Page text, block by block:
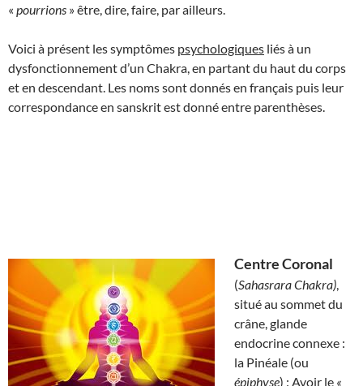
« pourrions » être, dire, faire, par ailleurs.
Voici à présent les symptômes psychologiques liés à un
dysfonctionnement d’un Chakra, en partant du haut du corps
et en descendant. Les noms sont donnés en français puis leur
correspondance en sanskrit est donné entre parenthèses.
Centre Coronal
(Sahasrara Chakra)
situé au sommet du
crâne, glande
endocrine connexe :
la Pinéale (ou
épiphyse) : Avoir le «